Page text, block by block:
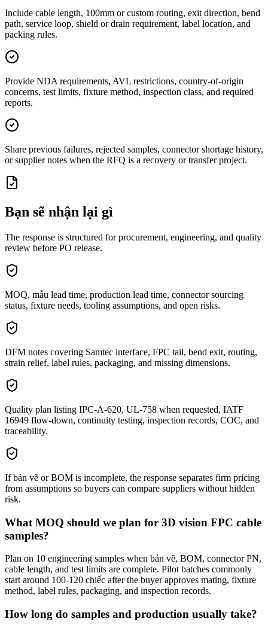
Include cable length, 100mm or custom routing, exit direction, bend
path, service loop, shield or drain requirement, label location, and
packing rules.
Provide NDA requirements, AVL restrictions, country-of-origin
concerns, test limits, fixture method, inspection class, and required
reports.
Share previous failures, rejected samples, connector shortage history,
or supplier notes when the RFQ is a recovery or transfer project.
Bạn sẽ nhận lại gì
The response is structured for procurement, engineering, and quality
review before PO release.
MOQ, mẫu lead time, production lead time, connector sourcing
status, fixture needs, tooling assumptions, and open risks.
DFM notes covering Samtec interface, FPC tail, bend exit, routing,
strain relief, label rules, packaging, and missing dimensions.
Quality plan listing IPC-A-620, UL-758 when requested, IATF
16949 flow-down, continuity testing, inspection records, COC, and
traceability.
If bản vẽ or BOM is incomplete, the response separates firm pricing
from assumptions so buyers can compare suppliers without hidden
risk.
What MOQ should we plan for 3D vision FPC cable
samples?
Plan on 10 engineering samples when bản vẽ, BOM, connector PN,
cable length, and test limits are complete. Pilot batches commonly
start around 100-120 chiếc after the buyer approves mating, fixture
method, label rules, packaging, and inspection records.
How long do samples and production usually take?